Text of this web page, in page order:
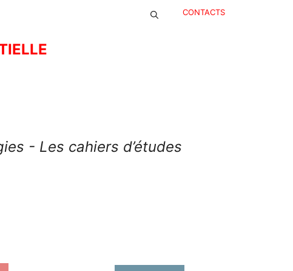
CONTACTS
- Les cahiers d’études